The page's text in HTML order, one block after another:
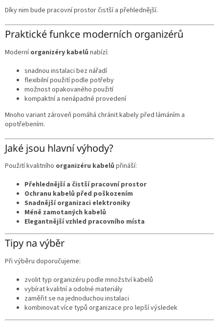
Díky nim bude pracovní prostor čistší a přehlednější.
Praktické funkce moderních organizérů
Moderníorganizéry kabelů nabízí:
snadnou instalaci bez nářadí
flexibilní použití podle potřeby
možnost opakovaného použití
kompaktní a nenápadné provedení
Mnoho variant zároveň pomáhá chránit kabely před lámáním a
opotřebením.
Jaké jsou hlavní výhody?
Použití kvalitního organizéru kabelů přináší:
Přehlednější a čistší pracovní prostor
Ochranu kabelů před poškozením
Snadnější organizaci elektroniky
Méně zamotaných kabelů
Elegantnější vzhled pracovního místa
Tipy na výběr
Při výběru doporučujeme:
zvolit typ organizéru podle množství kabelů
vybírat kvalitní a odolné materiály
zaměřit se na jednoduchou instalaci
kombinovat více typů organizace pro lepší výsledek